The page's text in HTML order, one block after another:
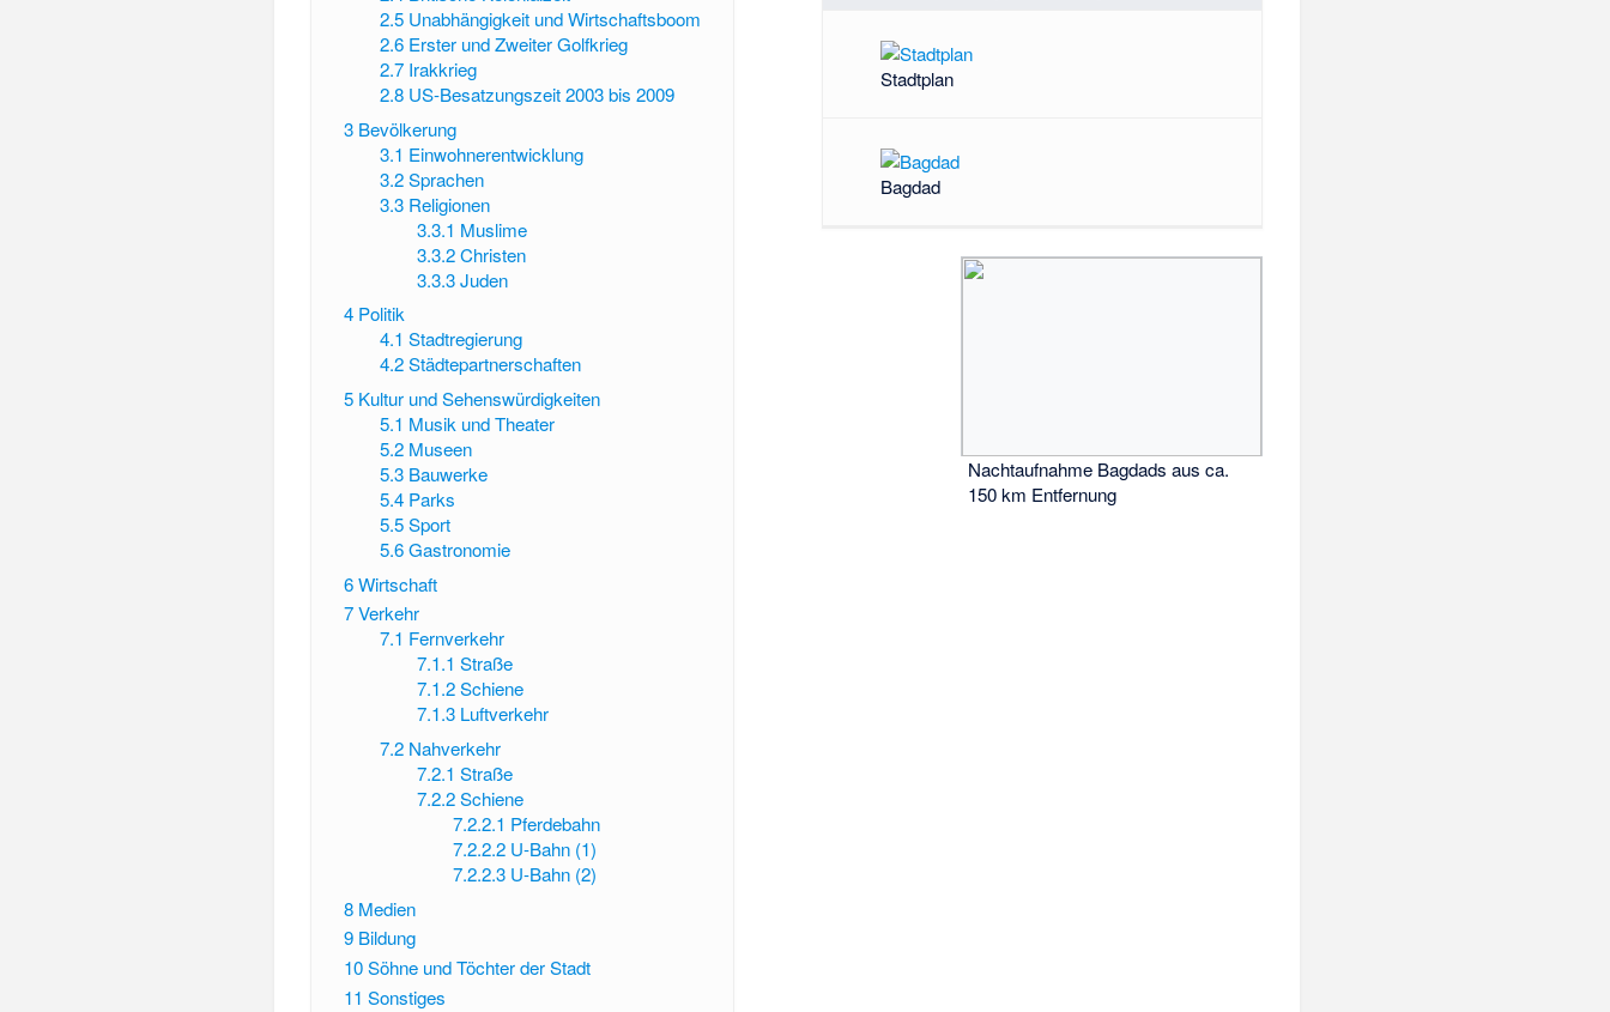
Stadtplan
Bagdad
Nachtaufnahme Bagdads aus ca.
150 km Entfernung
2.5 Unabhängigkeit und Wirtschaftsboom
2.6 Erster und Zweiter Golfkrieg
2.7 Irakkrieg
2.8 US-Besatzungszeit 2003 bis 2009
3 Bevölkerung
3.1 Einwohnerentwicklung
3.2 Sprachen
3.3 Religionen
3.3.1 Muslime
3.3.2 Christen
3.3.3 Juden
4 Politik
4.1 Stadtregierung
4.2 Städtepartnerschaften
5 Kultur und Sehenswürdigkeiten
5.1 Musik und Theater
5.2 Museen
5.3 Bauwerke
5.4 Parks
5.5 Sport
5.6 Gastronomie
6Wirtschaft
7Verkehr
7.1 Fernverkehr
7.1.1 Straße
7.1.2 Schiene
7.1.3 Luftverkehr
7.2 Nahverkehr
7.2.1 Straße
7.2.2 Schiene
7.2.2.1 Pferdebahn
7.2.2.2 U-Bahn (1)
7.2.2.3 U-Bahn (2)
8 Medien
9 Bildung
10Söhne und Töchter der Stadt
11 Sonstiges